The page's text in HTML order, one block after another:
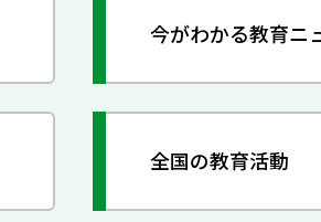
今がわかる教育ニ
全国の教育活動